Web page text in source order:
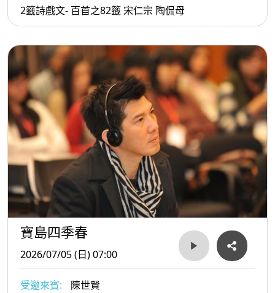
2籤詩戲文- 百首之82籤 宋仁宗 陶侃母
寶島四季春
2026/07/05 (日) 07:00
受邀來賓:
陳世賢